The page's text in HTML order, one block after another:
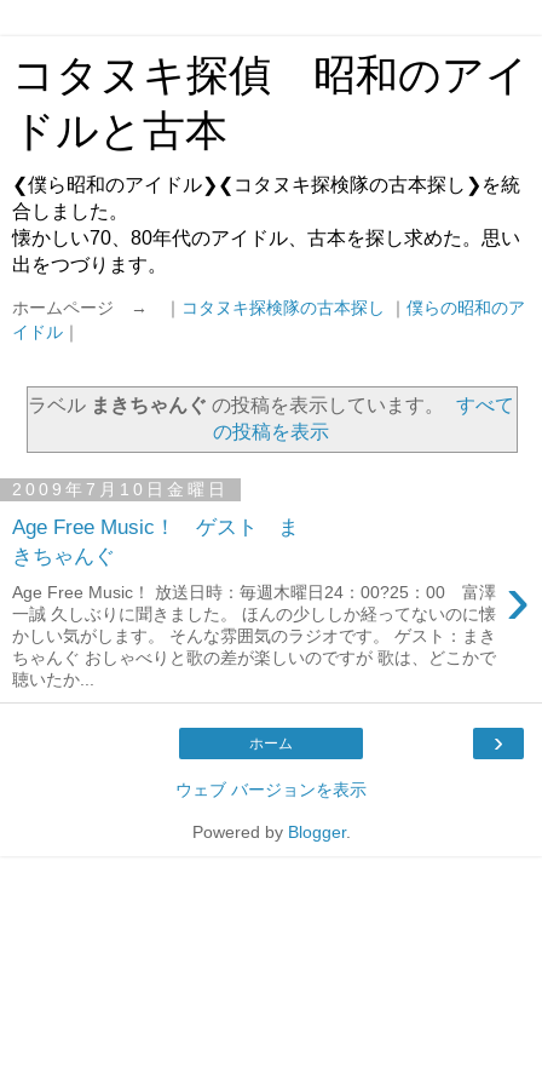
コタヌキ探偵 昭和のアイ
ドルと古本
❮僕ら昭和のアイドル❯❮コタヌキ探検隊の古本探し❯を統
合しました。
懐かしい70、80年代のアイドル、古本を探し求めた。思い
出をつづります。
ホームページ → ｜ コタヌキ探検隊の古本探し ｜ 僕らの昭和のア
イドル ｜
ラベル まきちゃんぐ の投稿を表示しています。
すべて
の投稿を表示
2009年7月10日金曜日
Age Free Music！ ゲスト ま
きちゃんぐ
›
Age Free Music！ 放送日時：毎週木曜日24：00?25：00 富澤
一誠 久しぶりに聞きました。 ほんの少ししか経ってないのに懐
かしい気がします。 そんな雰囲気のラジオです。 ゲスト：まき
ちゃんぐ おしゃべりと歌の差が楽しいのですが 歌は、どこかで
聴いたか...
›
ホーム
ウェブ バージョンを表示
Powered by Blogger.